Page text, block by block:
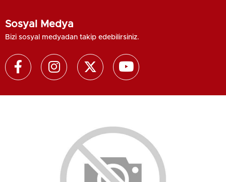
Sosyal Medya
Bizi sosyal medyadan takip edebilirsiniz.